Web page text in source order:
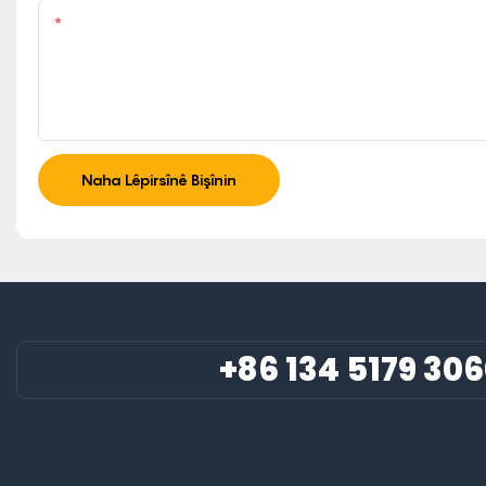
Naha Lêpirsînê Bişînin
+86 134 5179